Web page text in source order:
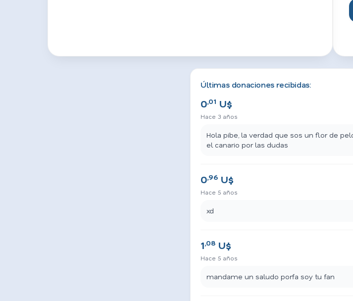
Últimas donaciones recibidas:
0,01 U$
Hace 3 años
Hola pibe, la verdad que sos un flor de
el canario por las dudas
0,96 U$
Hace 5 años
xd
1,08 U$
Hace 5 años
mandame un saludo porfa soy tu fan